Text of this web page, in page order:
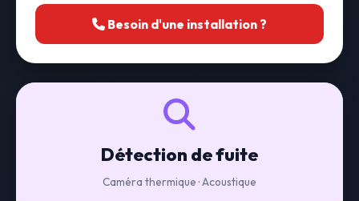
Besoin d'une installation ?
Détection de fuite
Caméra thermique · Acoustique